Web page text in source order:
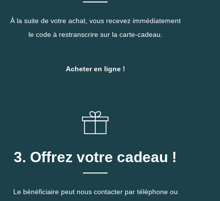
À la suite de votre achat, vous recevez immédiatement
le code à restranscrire sur la carte-cadeau.
Acheter en ligne !
3. Offrez votre cadeau !
Le bénéficiaire peut nous contacter par téléphone ou